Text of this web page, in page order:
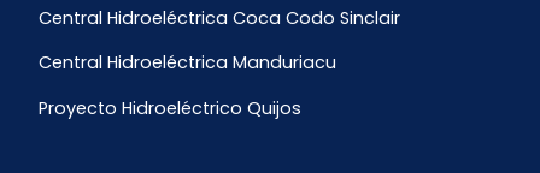
Central Hidroeléctrica Coca Codo Sinclair
Central Hidroeléctrica Manduriacu
Proyecto Hidroeléctrico Quijos